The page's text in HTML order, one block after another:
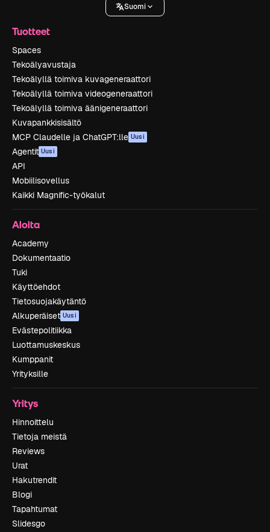
Suomi
Tuotteet
Spaces
Tekoälyavustaja
Tekoälyllä toimiva kuvageneraattori
Tekoälyllä toimiva videogeneraattori
Tekoälyllä toimiva äänigeneraattori
Kuvapankkisisältö
MCP Claudelle ja ChatGPT:lle Uusi
Agentit Uusi
API
Mobiilisovellus
Kaikki Magnific-työkalut
Aloita
Academy
Dokumentaatio
Tuki
Käyttöehdot
Tietosuojakäytäntö
Alkuperäiset Uusi
Evästepolitiikka
Luottamuskeskus
Kumppanit
Yrityksille
Yritys
Hinnoittelu
Tietoja meistä
Reviews
Urat
Hakutrendit
Blogi
Tapahtumat
Slidesgo